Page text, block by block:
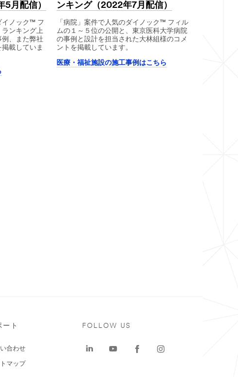
月配信）
イノック™ フ
ランキング上
、また弊社
載していま
ンキング（2022年7月配信）
「病院」案件で人気のダイノック™ フィル
ムの１～５位の公開と、東京医科大学病院
の事例と設計を担当された大林組様のコメ
ントを掲載しています。
医療・福祉施設の施工事例はこちら
ート
合わせ
マップ
FOLLOW US